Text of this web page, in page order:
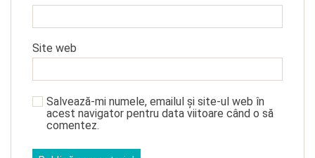
Site web
Salvează-mi numele, emailul și site-ul web în
acest navigator pentru data viitoare când o să
comentez.